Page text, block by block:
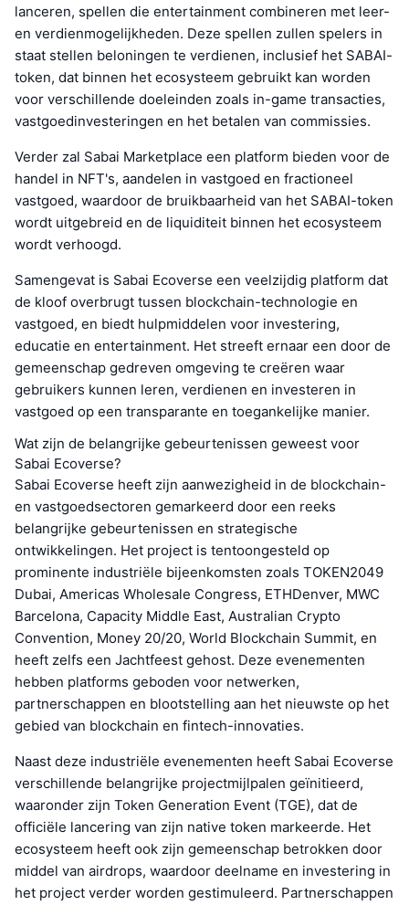
lanceren, spellen die entertainment combineren met leer-
en verdienmogelijkheden. Deze spellen zullen spelers in
staat stellen beloningen te verdienen, inclusief het SABAI-
token, dat binnen het ecosysteem gebruikt kan worden
voor verschillende doeleinden zoals in-game transacties,
vastgoedinvesteringen en het betalen van commissies.
Verder zal Sabai Marketplace een platform bieden voor de
handel in NFT's, aandelen in vastgoed en fractioneel
vastgoed, waardoor de bruikbaarheid van het SABAI-token
wordt uitgebreid en de liquiditeit binnen het ecosysteem
wordt verhoogd.
Samengevat is Sabai Ecoverse een veelzijdig platform dat
de kloof overbrugt tussen blockchain-technologie en
vastgoed, en biedt hulpmiddelen voor investering,
educatie en entertainment. Het streeft ernaar een door de
gemeenschap gedreven omgeving te creëren waar
gebruikers kunnen leren, verdienen en investeren in
vastgoed op een transparante en toegankelijke manier.
Wat zijn de belangrijke gebeurtenissen geweest voor
Sabai Ecoverse?
Sabai Ecoverse heeft zijn aanwezigheid in de blockchain-
en vastgoedsectoren gemarkeerd door een reeks
belangrijke gebeurtenissen en strategische
ontwikkelingen. Het project is tentoongesteld op
prominente industriële bijeenkomsten zoals TOKEN2049
Dubai, Americas Wholesale Congress, ETHDenver, MWC
Barcelona, Capacity Middle East, Australian Crypto
Convention, Money 20/20, World Blockchain Summit, en
heeft zelfs een Jachtfeest gehost. Deze evenementen
hebben platforms geboden voor netwerken,
partnerschappen en blootstelling aan het nieuwste op het
gebied van blockchain en fintech-innovaties.
Naast deze industriële evenementen heeft Sabai Ecoverse
verschillende belangrijke projectmijlpalen geïnitieerd,
waaronder zijn Token Generation Event (TGE), dat de
officiële lancering van zijn native token markeerde. Het
ecosysteem heeft ook zijn gemeenschap betrokken door
middel van airdrops, waardoor deelname en investering in
het project verder worden gestimuleerd. Partnerschappen